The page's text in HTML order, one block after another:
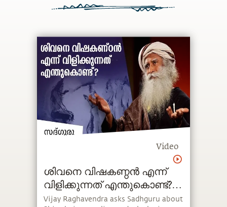
Video
ശിവനെ വിഷകണ്ഠൻ എന്ന്
വിളിക്കുന്നത് എന്തുകൊണ്ട്?
How Shiva's Throat Turned
Vijay Raghavendra asks Sadhguru about